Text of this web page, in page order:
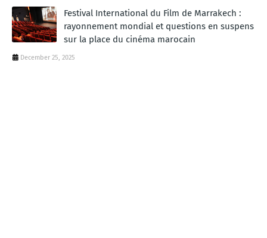
Festival International du Film de Marrakech :
rayonnement mondial et questions en suspens
sur la place du cinéma marocain
December 25, 2025